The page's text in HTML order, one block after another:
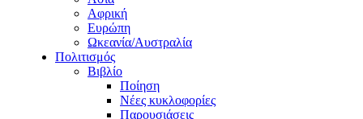
Αφρική
Ευρώπη
Ωκεανία/Αυστραλία
Πολιτισμός
Βιβλίο
Ποίηση
Νέες κυκλοφορίες
Παρουσιάσεις